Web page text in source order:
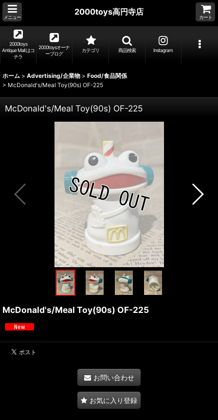
メニュー
2000toys高円寺店
カート
2000toys
Antique Mall はコ
チラ
2000toysオーナ
ーブログ
カテゴリ 商品検索 Instagram
ホーム > Advertising/企業物 > Food/食品関係
> McDonald's/Meal Toy(90s) OF-225
McDonald's/Meal Toy(90s) OF-225
McDonald's/Meal Toy(90s) OF-225
お問い合わせ
お気に入り登録